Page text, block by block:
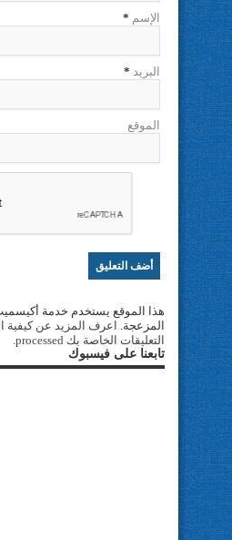
الإسم *
البريد *
الموقع
هذا الموقع يستخدم خدمة
المزعجة. اعرف المزيد عن كيفية
التعليقات الخاصة بك processed
.
تابعنا على فيسبوك